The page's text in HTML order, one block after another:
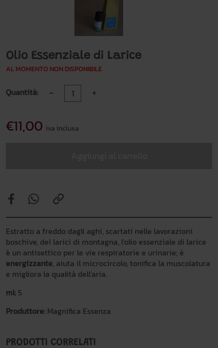
Olio Essenziale di Larice
AL MOMENTO NON DISPONIBILE
Quantità: - +
€11,00 iva inclusa
Estratto a freddo dagli aghi, scartati nelle lavorazioni
boschive, dei larici di montagna, l'olio essenziale di larice
è un antisettico per le vie respiratorie e urinarie; è
energizzante, aiuta il microcircolo, tonifica la muscolatura
e migliora la qualità dell'aria.
ml: 5
Produttore: Magnifica Essenza
PRODOTTI CORRELATI